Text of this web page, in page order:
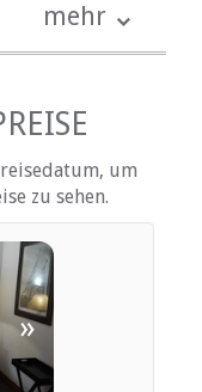
GELÄNDE
mehr
um
zu sehen.
»